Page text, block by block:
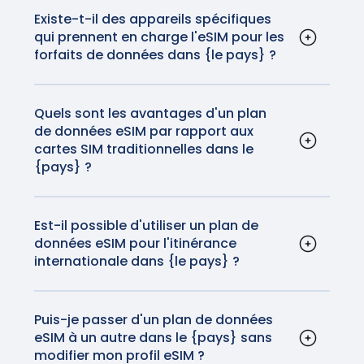
elles sont généralement assez simples. Vous
pouvez consulter les instructions d'activation
pour iOS et Androidici.
Existe-t-il des appareils spécifiques
qui prennent en charge l'eSIM pour les
forfaits de données dans {le pays} ?
appareils Android, prennent en charge la
technologie eSIM. En outre, certaines
tablettes et smartwatches sont également
compatibles.
Quels sont les avantages d'un plan
de données eSIM par rapport aux
cartes SIM traditionnelles dans le
{pays} ?
permettent également de passer facilement
d'un opérateur à l'autre sans changer de
carte physique, ce qui les rend idéales pour
de rentrer chez vous.
Est-il possible d'utiliser un plan de
données eSIM pour l'itinérance
internationale dans {le pays} ?
{pays}. Les plans GigSky fourniront des
réseaux et des connexions fiables et de haute
qualité pour une fraction du coût du roaming
Puis-je passer d'un plan de données
eSIM à un autre dans le {pays} sans
modifier mon profil eSIM ?